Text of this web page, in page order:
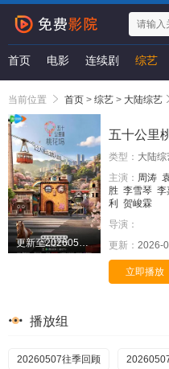
首页 电影 连续剧 综艺
当前位置 首页 > 综艺 > 大陆综艺
五十公里
类型： 大陆综
主演： 周涛
胜 李雪琴 李
利
贺峻霖
导演：
更新： 2026-
立即播放
播放组
20260507往季回顾